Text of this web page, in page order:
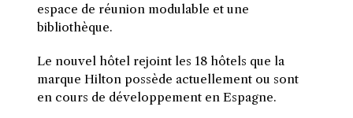
espace de réunion modulable et une
bibliothèque.
Le nouvel hôtel rejoint les 18 hôtels que la
marque Hilton possède actuellement ou sont
en cours de développement en Espagne.